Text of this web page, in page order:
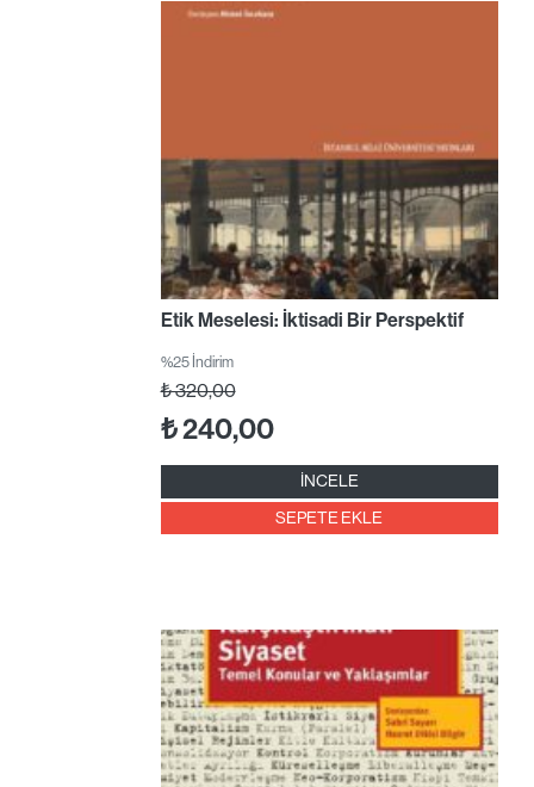
Etik Meselesi: İktisadi Bir Perspektif
%25 İndirim
₺320,00
₺240,00
İNCELE
SEPETE EKLE